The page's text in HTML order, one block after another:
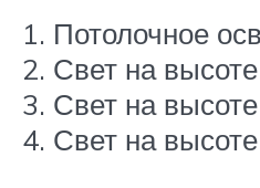
Потолочное
Свет на
Свет на
Свет на